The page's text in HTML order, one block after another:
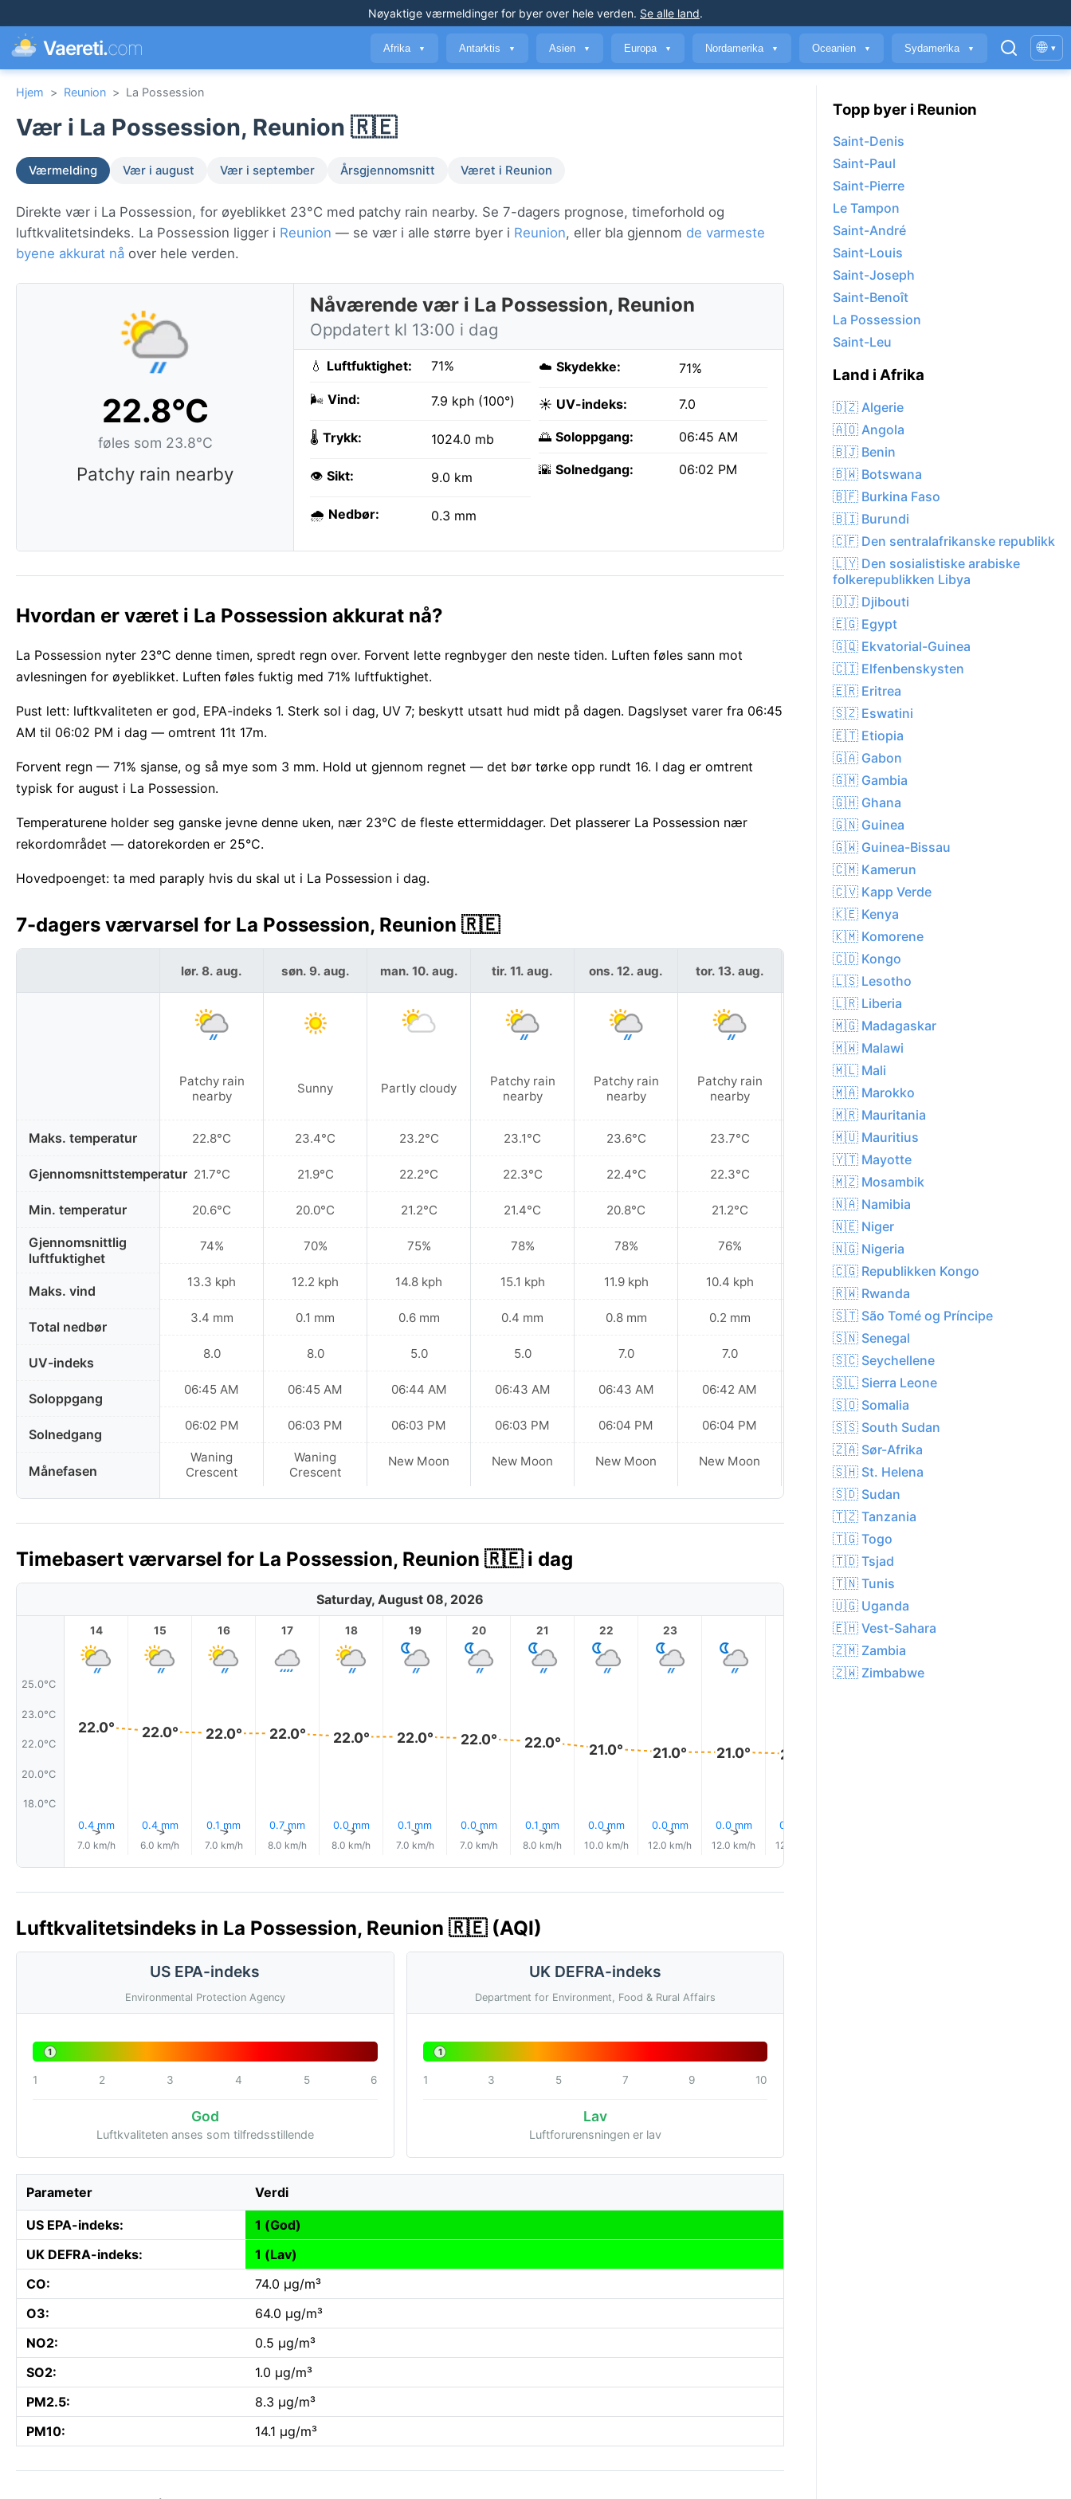
Nøyaktige værmeldinger for byer over hele verden. Se alle land.
Vaereti.com Afrika ▼ Antarktis ▼ Asien ▼ Europa ▼ Nordamerika ▼ Oceanien ▼ Sydamerika ▼ 🌐 ▾
Hjem > Reunion > La Possession
Vær i La Possession, Reunion 🇷🇪
Værmelding Vær i august Vær i september Årsgjennomsnitt Været i Reunion
Direkte vær i La Possession, for øyeblikket 23°C med patchy rain nearby. Se 7-dagers prognose, timeforhold og
luftkvalitetsindeks. La Possession ligger i Reunion — se vær i alle større byer i Reunion, eller bla gjennom de varmeste
byene akkurat nå over hele verden.
22.8°C
føles som 23.8°C
Patchy rain nearby
Nåværende vær i La Possession, Reunion
Oppdatert kl 13:00 i dag
💧 Luftfuktighet: 71%
🌬️ Vind: 7.9 kph (100°)
🌡️ Trykk: 1024.0 mb
👁️ Sikt: 9.0 km
🌧️ Nedbør: 0.3 mm
☁️ Skydekke: 71%
☀️ UV-indeks: 7.0
🌅 Soloppgang: 06:45 AM
🌇 Solnedgang: 06:02 PM
Hvordan er været i La Possession akkurat nå?
La Possession nyter 23°C denne timen, spredt regn over. Forvent lette regnbyger den neste tiden. Luften føles sann mot
avlesningen for øyeblikket. Luften føles fuktig med 71% luftfuktighet.
Pust lett: luftkvaliteten er god, EPA-indeks 1. Sterk sol i dag, UV 7; beskytt utsatt hud midt på dagen. Dagslyset varer fra 06:45
AM til 06:02 PM i dag — omtrent 11t 17m.
Forvent regn — 71% sjanse, og så mye som 3 mm. Hold ut gjennom regnet — det bør tørke opp rundt 16. I dag er omtrent
typisk for august i La Possession.
Temperaturene holder seg ganske jevne denne uken, nær 23°C de fleste ettermiddager. Det plasserer La Possession nær
rekordområdet — datorekorden er 25°C.
Hovedpoenget: ta med paraply hvis du skal ut i La Possession i dag.
7-dagers værvarsel for La Possession, Reunion 🇷🇪
Maks. temperatur
Gjennomsnittstemperatur
Min. temperatur
Gjennomsnittlig
luftfuktighet
Maks. vind
Total nedbør
UV-indeks
Soloppgang
Solnedgang
Månefasen
lør. 8. aug.
Patchy rain
nearby
22.8°C
21.7°C
20.6°C
74%
13.3 kph
3.4 mm
8.0
06:45 AM
06:02 PM
Waning
Crescent
søn. 9. aug.
Sunny
23.4°C
21.9°C
20.0°C
70%
12.2 kph
0.1 mm
8.0
06:45 AM
06:03 PM
Waning
Crescent
man. 10. aug.
Partly cloudy
23.2°C
22.2°C
21.2°C
75%
14.8 kph
0.6 mm
5.0
06:44 AM
06:03 PM
New Moon
tir. 11. aug.
Patchy rain
nearby
23.1°C
22.3°C
21.4°C
78%
15.1 kph
0.4 mm
5.0
06:43 AM
06:03 PM
New Moon
ons. 12. aug.
Patchy rain
nearby
23.6°C
22.4°C
20.8°C
78%
11.9 kph
0.8 mm
7.0
06:43 AM
06:04 PM
New Moon
tor. 13. aug.
Patchy rain
nearby
23.7°C
22.3°C
21.2°C
76%
10.4 kph
0.2 mm
7.0
06:42 AM
06:04 PM
New Moon
Sunny
23.7°C
22.2°C
20.5°C
73%
13.3 kph
0.1 mm
7.0
06:41 AM
06:04 PM
Waxing
Crescent
Timebasert værvarsel for La Possession, Reunion 🇷🇪 i dag
Saturday, August 08, 2026
25.0°C
23.0°C
22.0°C
20.0°C
18.0°C
14
22.0°
0.4 mm
↑
7.0 km/h
15
22.0°
0.4 mm
↑
6.0 km/h
16
22.0°
0.1 mm
↑
7.0 km/h
17
22.0°
0.7 mm
↑
8.0 km/h
18
22.0°
0.0 mm
↑
8.0 km/h
19
22.0°
0.1 mm
↑
7.0 km/h
20
22.0°
0.0 mm
↑
7.0 km/h
21
22.0°
0.1 mm
↑
8.0 km/h
22
21.0°
0.0 mm
↑
10.0 km/h
23
21.0°
0.0 mm
↑
12.0 km/h
21.0°
0.0 mm
↑
12.0 km/h
21.0°
0.0 mm
12.0 km/h
2 3
Luftkvalitetsindeks in La Possession, Reunion 🇷🇪 (AQI)
US EPA-indeks
Environmental Protection Agency
1
1 2 3 4 5 6
God
Luftkvaliteten anses som tilfredsstillende
UK DEFRA-indeks
Department for Environment, Food & Rural Affairs
1
1 3 5 7 9 10
Lav
Luftforurensningen er lav
Parameter Verdi
US EPA-indeks:
1 (God)
UK DEFRA-indeks:
1 (Lav)
CO:
74.0 µg/m³
O3:
64.0 µg/m³
NO2:
0.5 µg/m³
SO2:
1.0 µg/m³
PM2.5:
8.3 µg/m³
PM10:
14.1 µg/m³
Topp byer i Reunion
Saint-Denis
Saint-Paul
Saint-Pierre
Le Tampon
Saint-André
Saint-Louis
Saint-Joseph
Saint-Benoît
La Possession
Saint-Leu
Land i Afrika
🇩🇿 Algerie
🇦🇴 Angola
🇧🇯 Benin
🇧🇼 Botswana
🇧🇫 Burkina Faso
🇧🇮 Burundi
🇨🇫 Den sentralafrikanske republikk
🇱🇾 Den sosialistiske arabiske
folkerepublikken Libya
🇩🇯 Djibouti
🇪🇬 Egypt
🇬🇶 Ekvatorial-Guinea
🇨🇮 Elfenbenskysten
🇪🇷 Eritrea
🇸🇿 Eswatini
🇪🇹 Etiopia
🇬🇦 Gabon
🇬🇲 Gambia
🇬🇭 Ghana
🇬🇳 Guinea
🇬🇼 Guinea-Bissau
🇨🇲 Kamerun
🇨🇻 Kapp Verde
🇰🇪 Kenya
🇰🇲 Komorene
🇨🇩 Kongo
🇱🇸 Lesotho
🇱🇷 Liberia
🇲🇬 Madagaskar
🇲🇼 Malawi
🇲🇱 Mali
🇲🇦 Marokko
🇲🇷 Mauritania
🇲🇺 Mauritius
🇾🇹 Mayotte
🇲🇿 Mosambik
🇳🇦 Namibia
🇳🇪 Niger
🇳🇬 Nigeria
🇨🇬 Republikken Kongo
🇷🇼 Rwanda
🇸🇹 São Tomé og Príncipe
🇸🇳 Senegal
🇸🇨 Seychellene
🇸🇱 Sierra Leone
🇸🇴 Somalia
🇸🇸 South Sudan
🇿🇦 Sør-Afrika
🇸🇭 St. Helena
🇸🇩 Sudan
🇹🇿 Tanzania
🇹🇬 Togo
🇹🇩 Tsjad
🇹🇳 Tunis
🇺🇬 Uganda
🇪🇭 Vest-Sahara
🇿🇲 Zambia
🇿🇼 Zimbabwe